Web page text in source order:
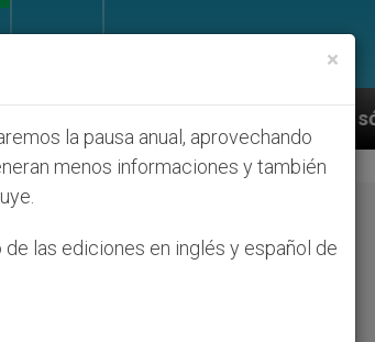
(y no sólo) en Tierra Santa
que vale
×
la pausa anual, aprovechando
menos informaciones y también
las ediciones en inglés y español de